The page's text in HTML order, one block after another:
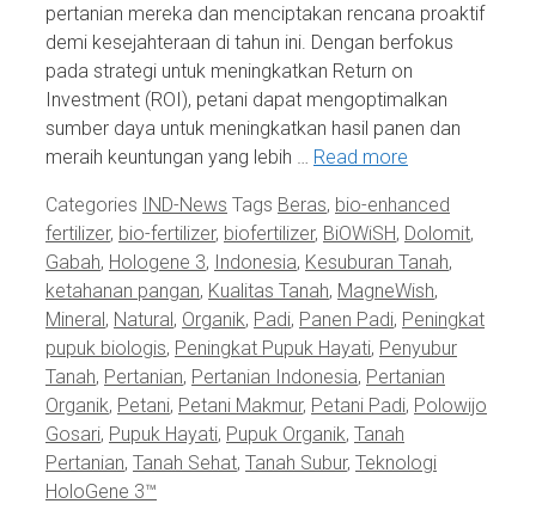
pertanian mereka dan menciptakan rencana proaktif
demi kesejahteraan di tahun ini. Dengan berfokus
pada strategi untuk meningkatkan Return on
Investment (ROI), petani dapat mengoptimalkan
sumber daya untuk meningkatkan hasil panen dan
meraih keuntungan yang lebih … Read more
Categories IND-News Tags Beras, bio-enhanced
fertilizer, bio-fertilizer, biofertilizer, BiOWiSH, Dolomit,
Gabah, Hologene 3, Indonesia, Kesuburan Tanah,
ketahanan pangan, Kualitas Tanah, MagneWish,
Mineral, Natural, Organik, Padi, Panen Padi, Peningkat
pupuk biologis, Peningkat Pupuk Hayati, Penyubur
Tanah, Pertanian, Pertanian Indonesia, Pertanian
Organik, Petani, Petani Makmur, Petani Padi, Polowijo
Gosari, Pupuk Hayati, Pupuk Organik, Tanah
Pertanian, Tanah Sehat, Tanah Subur, Teknologi
HoloGene 3™